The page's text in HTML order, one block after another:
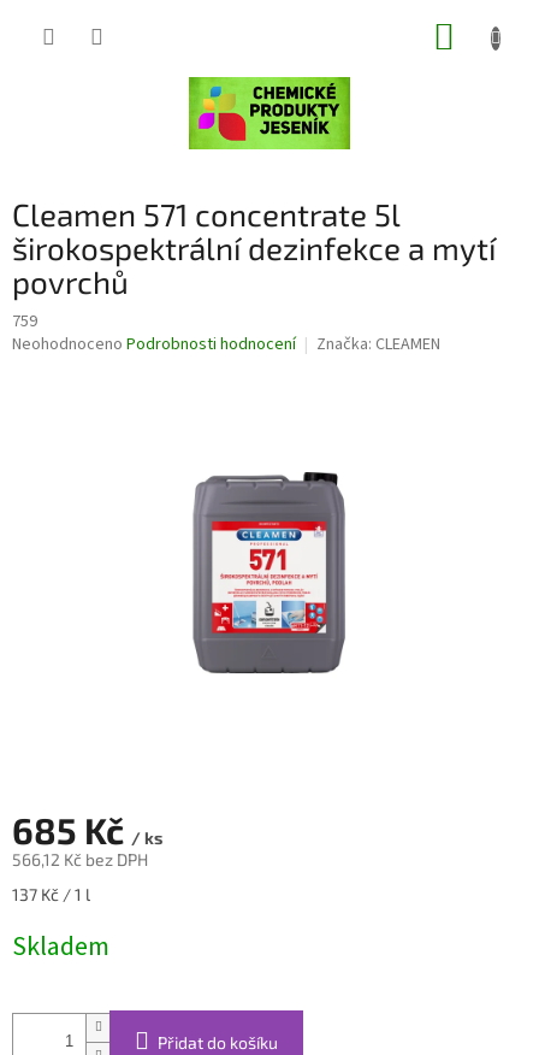
Cleamen 571 concentrate 5l
širokospektrální dezinfekce a mytí
povrchů
759
Průměrné
Neohodnoceno Podrobnosti hodnocení Značka: CLEAMEN
685 Kč / ks
566,12 Kč bez DPH
Měrná
137 Kč / 1 l
Skladem
Přidat do košíku